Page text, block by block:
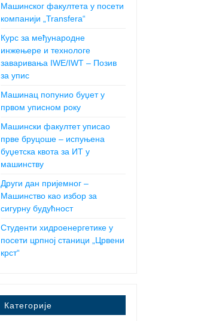
Машинског факултета у посети
компанији „Transfera“
Курс за међународне
инжењере и технологе
заваривања IWE/IWT – Позив
за упис
Машинац попунио буџет у
првом уписном року
Машински факултет уписао
прве бруцоше – испуњена
буџетска квота за ИТ у
машинству
Други дан пријемног –
Машинство као избор за
сигурну будућност
Студенти хидроенергетике у
посети црпној станици „Црвени
крст“
Категорије